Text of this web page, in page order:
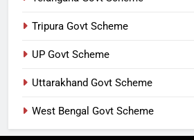
Tripura Govt Scheme
UP Govt Scheme
Uttarakhand Govt Scheme
West Bengal Govt Scheme